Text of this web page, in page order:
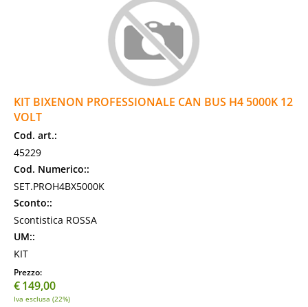
KIT BIXENON PROFESSIONALE CAN BUS H4 5000K 12
VOLT
Cod. art.:
45229
Cod. Numerico::
SET.PROH4BX5000K
Sconto::
Scontistica ROSSA
UM::
KIT
Prezzo:
€149,00
Iva esclusa (22%)